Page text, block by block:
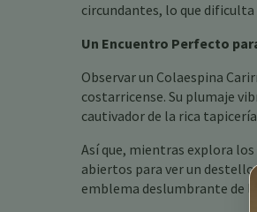
circundantes, lo que
Un Encuentro Perfecto
Observar un Colaespina
costarricense. Su plumaje
cautivador de la rica
Así que, mientras explora
abiertos para ver un
emblema deslumbrante de